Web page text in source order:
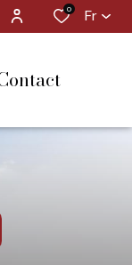
0 Fr
contact